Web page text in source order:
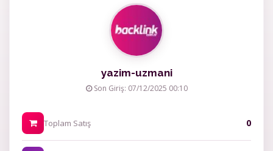
yazim-uzmani
Son Giriş: 07/12/2025 00:10
Toplam Satış 0